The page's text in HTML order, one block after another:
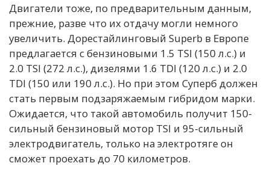
Двигатели тоже, по предварительным данным,
прежние, разве что их отдачу могли немного
увеличить. Дорестайлинговый Superb в Европе
предлагается с бензиновыми 1.5 TSI (150 л.с.) и
2.0 TSI (272 л.с.), дизелями 1.6 TDI (120 л.с.) и 2.0
TDI (150 или 190 л.с.). Но при этом Суперб должен
стать первым подзаряжаемым гибридом марки.
Ожидается, что такой автомобиль получит 150-
сильный бензиновый мотор TSI и 95-сильный
электродвигатель, только на электротяге он
сможет проехать до 70 километров.